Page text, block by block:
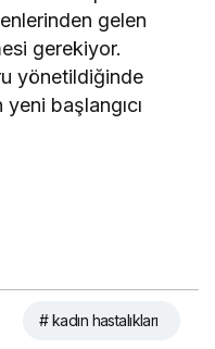
gelen
gerekiyor.
yönetildiğinde
başlangıcı
# kadın hastalıkları